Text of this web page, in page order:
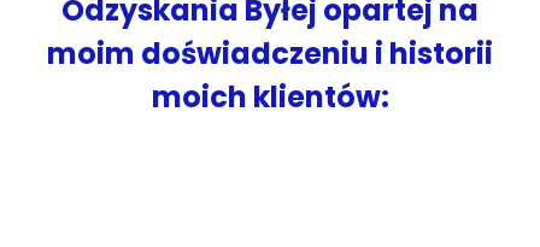
Odzyskania Byłej opartej na
moim doświadczeniu i historii
moich klientów: